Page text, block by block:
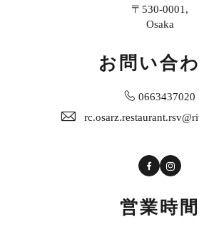
〒530-0001,
Osaka
お問い合
0663437020
Facebook
営業時間